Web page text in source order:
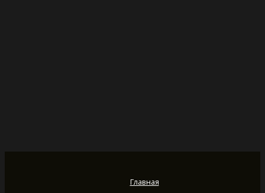
Главная